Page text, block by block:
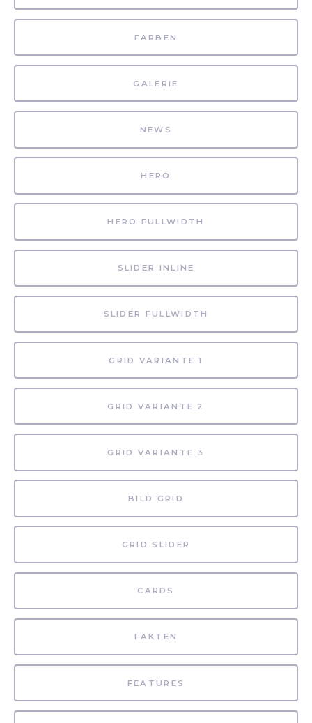
FARBEN
GALERIE
NEWS
HERO
HERO FULLWIDTH
SLIDER INLINE
SLIDER FULLWIDTH
GRID VARIANTE 1
GRID VARIANTE 2
GRID VARIANTE 3
BILD GRID
GRID SLIDER
CARDS
FAKTEN
FEATURES